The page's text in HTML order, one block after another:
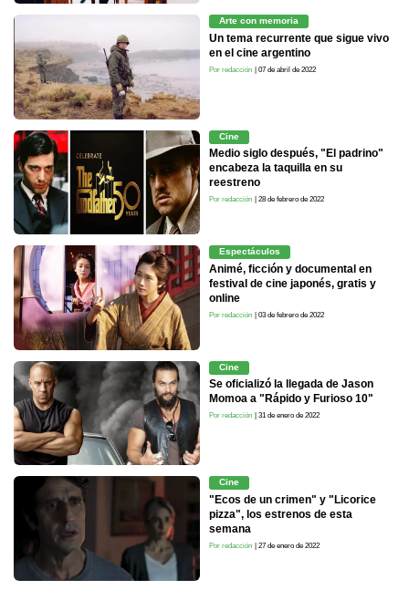
Arte con memoria
Un tema recurrente que sigue vivo
en el cine argentino
Por redacción | 07 de abril de 2022
Cine
Medio siglo después, "El padrino"
encabeza la taquilla en su
reestreno
Por redacción | 28 de febrero de 2022
Espectáculos
Animé, ficción y documental en
festival de cine japonés, gratis y
online
Por redacción | 03 de febrero de 2022
Cine
Se oficializó la llegada de Jason
Momoa a "Rápido y Furioso 10"
Por redacción | 31 de enero de 2022
Cine
"Ecos de un crimen" y "Licorice
pizza", los estrenos de esta
semana
Por redacción | 27 de enero de 2022